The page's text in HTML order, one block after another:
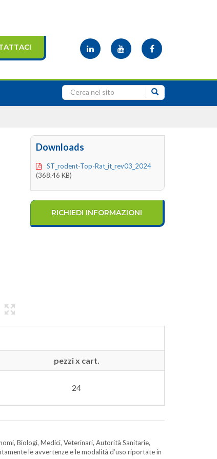
Downloads
ST_rodent-Top-Rat_it_rev03_2024
(368.46 KB)
RICHIEDI INFORMAZIONI
pezzi x cart.
24
Biologi, Medici, Veterinari, Autorità Sanitarie,
le avvertenze e le modalità d’uso riportate in